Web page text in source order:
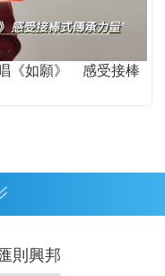
《如願》 感受接棒
則興邦